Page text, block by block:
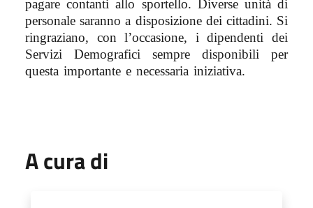
pagare contanti allo sportello. Diverse unità di
personale saranno a disposizione dei cittadini. Si
ringraziano, con l’occasione, i dipendenti dei
Servizi Demografici sempre disponibili per
questa importante e necessaria iniziativa.
A cura di